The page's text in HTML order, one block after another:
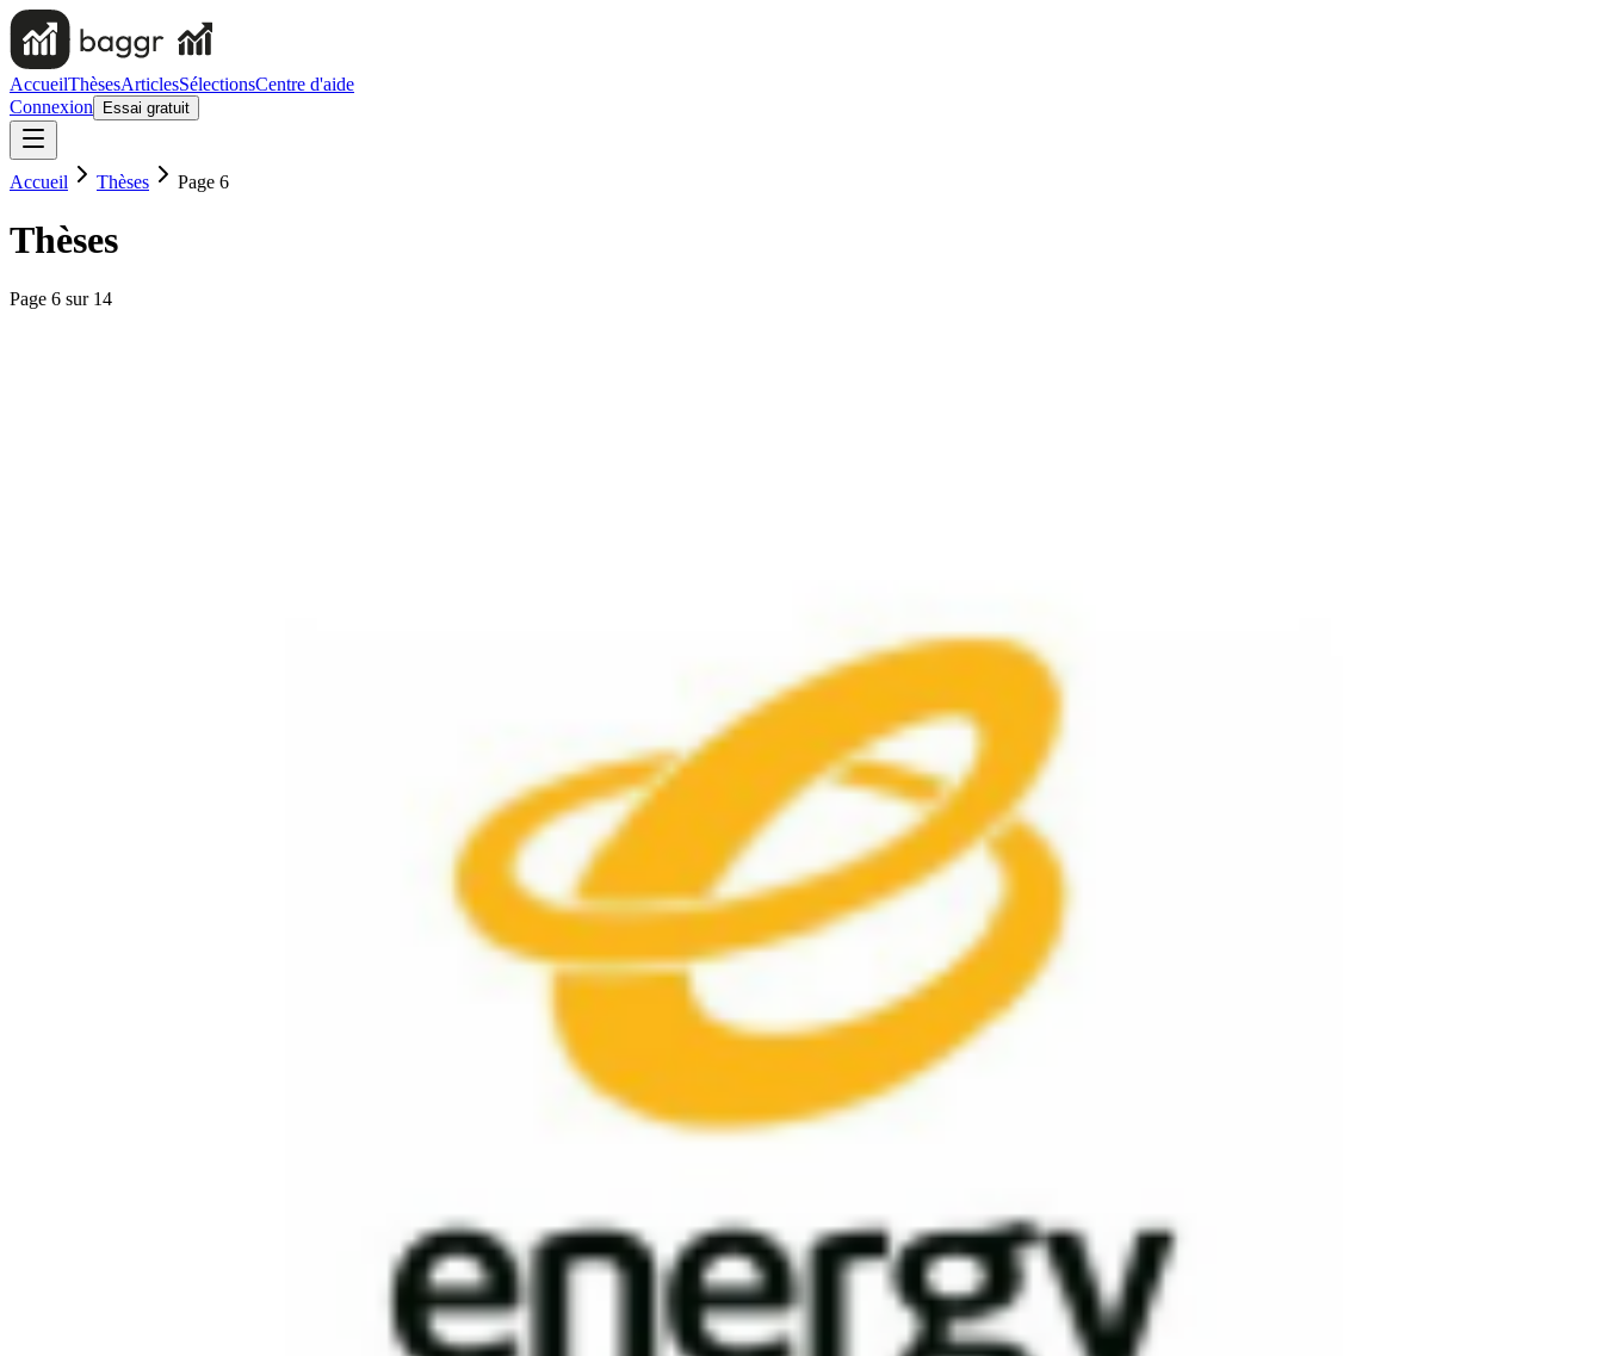
AccueilThèsesArticlesSélectionsCentre d'aide
Connexion
Essai gratuit
Accueil Thèses Page 6
Thèses
Page 6 sur 14